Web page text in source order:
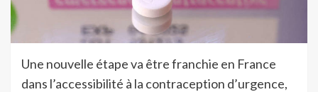
Une nouvelle étape va être franchie en France
dans l’accessibilité à la contraception d’urgence,